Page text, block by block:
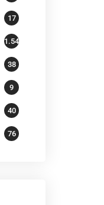
17
1.541
38
9
40
76